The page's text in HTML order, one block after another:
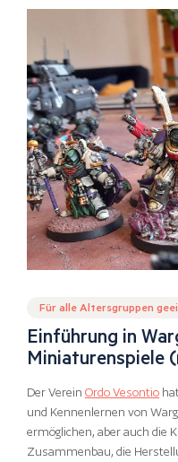
Für alle Altersgruppen
Einführung in
Miniaturenspiele
Der Verein Ordo Vesontio
und Kennenlernen von
ermöglichen, aber auch die
Zusammenbau, die